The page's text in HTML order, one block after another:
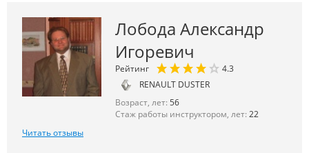
Лобода Александр
Игоревич
Рейтинг
4.3
RENAULT DUSTER
Возраст, лет: 56
Стаж работы инструктором, лет: 22
Читать отзывы